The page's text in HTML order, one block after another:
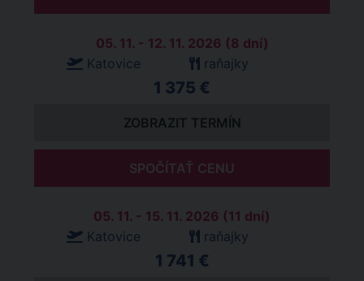
05. 11. - 12. 11. 2026 (8 dní)
Katovice
raňajky
1 375 €
ZOBRAZIT TERMÍN
SPOČÍTAŤ CENU
05. 11. - 15. 11. 2026 (11 dní)
Katovice
raňajky
1 741 €